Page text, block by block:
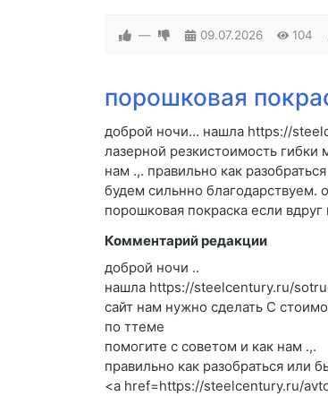
— 09.07.2026 104
порошковая
доброй ночи… нашла https://
лазерной резкистоимость
нам .,. правильно как
будем сильнно
порошковая покраска если
Комментарий редакции
доброй ночи ..
нашла https://steelcentury.ru/
сайт нам нужно сделать C
по ттеме
помогите c советом и как нам .,.
правильно как разобраться или
<a href=https://steelcentury.ru/